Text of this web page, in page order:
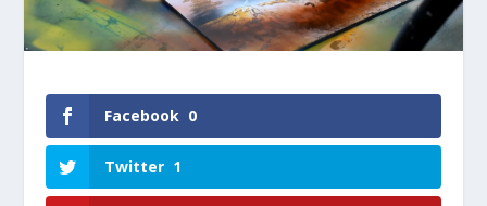
Facebook 0
Twitter 1